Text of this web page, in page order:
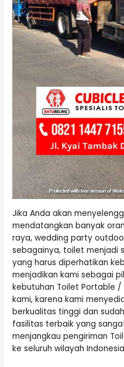
Jika Anda akan
mendatangkan banyak
raya, wedding party
sebagainya, toilet menjadi
yang harus diperhatikan
menjadikan kami sebagai
kebutuhan Toilet Portable
kami, karena kami
berkualitas tinggi dan
fasilitas terbaik yang
menjangkau pengiriman
ke seluruh wilayah